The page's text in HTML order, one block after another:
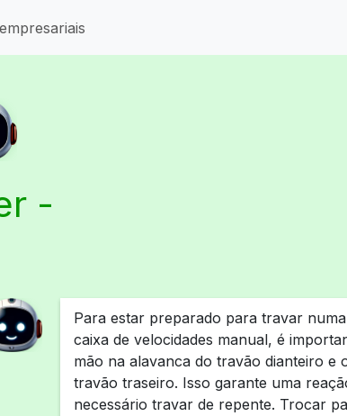
-
Para estar preparado para travar
caixa de velocidades manual, é
mão na alavanca do travão dianteiro e
travão traseiro. Isso garante uma
necessário travar de repente. Trocar